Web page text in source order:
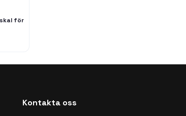
skal för
Kontakta oss